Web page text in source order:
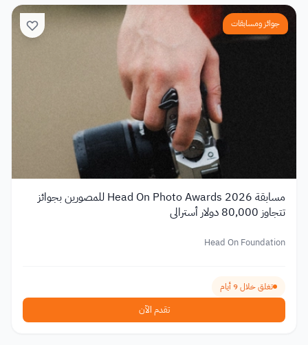
جوائز ومسابقات
مسابقة Head On Photo Awards 2026 للمصورين بجوائز
تتجاوز 80,000 دولار أسترالي
Head On Foundation
تغلق خلال 9 أيام
تقدم الآن